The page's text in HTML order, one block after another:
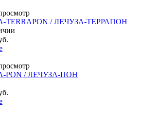
TERRAPON / ЛЕЧУЗА-ТЕРРАПОН
PON / ЛЕЧУЗА-ПОН